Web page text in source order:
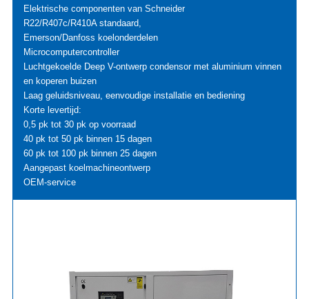
Elektrische componenten van Schneider
R22/R407c/R410A standaard,
Emerson/Danfoss koelonderdelen
Microcomputercontroller
Luchtgekoelde Deep V-ontwerp condensor met aluminium vinnen
en koperen buizen
Laag geluidsniveau, eenvoudige installatie en bediening
Korte levertijd:
0,5 pk tot 30 pk op voorraad
40 pk tot 50 pk binnen 15 dagen
60 pk tot 100 pk binnen 25 dagen
Aangepast koelmachineontwerp
OEM-service